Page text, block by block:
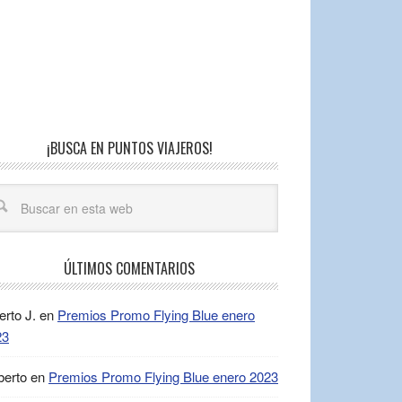
¡BUSCA EN PUNTOS VIAJEROS!
ÚLTIMOS COMENTARIOS
J. en Premios Promo Flying Blue enero
en Premios Promo Flying Blue enero 2023